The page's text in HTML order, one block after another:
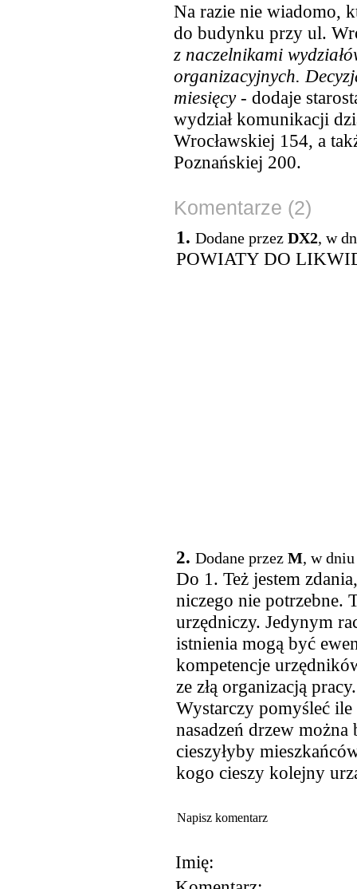
Na razie nie wiadomo,
do budynku przy ul.
z naczelnikami
organizacyjnych.
miesięcy - dodaje
wydział komunikacji
Wrocławskiej 154, a
Poznańskiej 200.
Komentarze (2)
1. Dodane przez DX2, w
POWIATY DO
2. Dodane przez M, w
Do 1. Też jestem
niczego nie potrzebne.
urzędniczy. Jedynym
istnienia mogą być
kompetencje
ze złą organizacją
Wystarczy pomyśleć
nasadzeń drzew
cieszyłyby
kogo cieszy kolejny
Napisz komentarz
Imię: